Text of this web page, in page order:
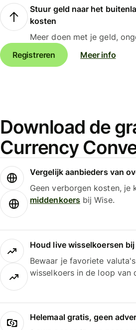
Stuur geld naar het
kosten
Meer doen met je geld,
Registreren
Meer info
Download de
Currency
Vergelijk aanbieders van
Geen verborgen kosten, je
middenkoersbij Wise.
Houd live wisselkoersen bij
Bewaar je favoriete
wisselkoers in de loop van
Helemaal gratis, geen